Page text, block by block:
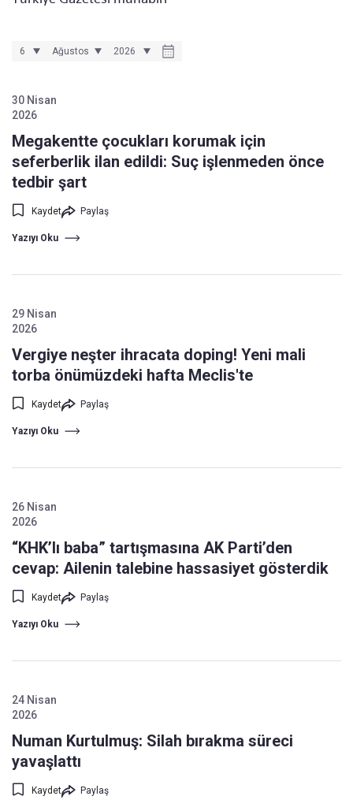
30 Nisan
2026
Megakentte çocukları korumak için
seferberlik ilan edildi: Suç işlenmeden önce
tedbir şart
Kaydet Paylaş
Yazıyı Oku
29 Nisan
2026
Vergiye neşter ihracata doping! Yeni mali
torba önümüzdeki hafta Meclis'te
Kaydet Paylaş
Yazıyı Oku
26 Nisan
2026
“KHK’lı baba” tartışmasına AK Parti’den
cevap: Ailenin talebine hassasiyet gösterdik
Kaydet Paylaş
Yazıyı Oku
24 Nisan
2026
Numan Kurtulmuş: Silah bırakma süreci
yavaşlattı
Kaydet Paylaş